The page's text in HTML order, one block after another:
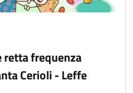
retta frequenza
Cerioli - Leffe